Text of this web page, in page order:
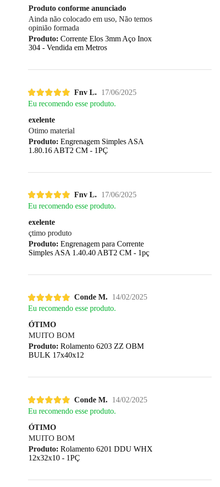
Produto conforme anunciado
Ainda não colocado em uso, Não temos
opinião formada
Produto: Corrente Elos 3mm Aço Inox
304 - Vendida em Metros
Fnv L.
17/06/2025
Eu recomendo esse produto.
exelente
Otimo material
Produto: Engrenagem Simples ASA
1.80.16 ABT2 CM - 1PÇ
Fnv L.
17/06/2025
Eu recomendo esse produto.
exelente
çtimo produto
Produto: Engrenagem para Corrente
Simples ASA 1.40.40 ABT2 CM - 1pç
Conde M.
14/02/2025
Eu recomendo esse produto.
ÓTIMO
MUITO BOM
Produto: Rolamento 6203 ZZ OBM
BULK 17x40x12
Conde M.
14/02/2025
Eu recomendo esse produto.
ÓTIMO
MUITO BOM
Produto: Rolamento 6201 DDU WHX
12x32x10 - 1PÇ